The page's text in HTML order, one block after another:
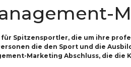
Spitzensportler, die um ihre
die den Sport und die
Marketing Abschluss, die die